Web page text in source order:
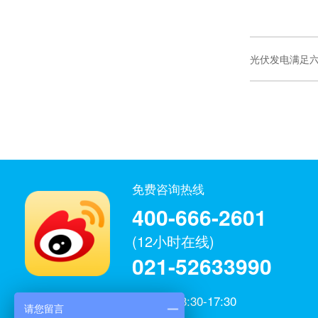
光伏发电满足
微博官方
免费咨询热线
400-666-2601
(12小时在线)
021-52633990
工作日：8:30-17:30
请您留言